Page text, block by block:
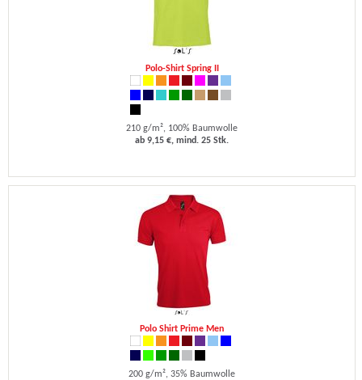
Polo-Shirt Spring II
210 g/m², 100% Baumwolle
ab 9,15 €, mind. 25 Stk.
Polo Shirt Prime Men
200 g/m², 35% Baumwolle